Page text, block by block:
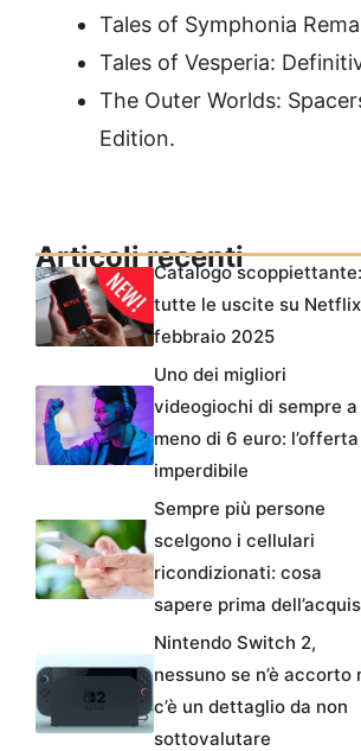
Tales of Symphonia
Tales of Vesperia:
The Outer Worlds:
Edition.
Articoli recentiCatalogo scoppiettante:
tutte le uscite su
febbraio 2025
Uno dei migliori
videogiochi di sempre a
meno di 6 euro: l’offerta
imperdibile
Sempre più persone
scelgono i cellulari
ricondizionati: cosa
sapere prima
Nintendo Switch 2,
nessuno se n’è accorto
c’è un dettaglio da non
sottovalutare